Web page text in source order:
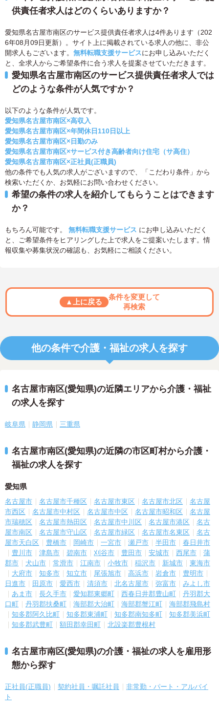
供責任者求人はどのくらいありますか？
愛知県名古屋市南区のサービス提供責任者求人は4件あります（202
6年08月09日更新）。サイト上に掲載されている求人の他に、非公
開求人もございます。 無料転職支援サービスにお申し込みいただく
と、全求人からご希望条件に合う求人を提案させていただきます。
愛知県名古屋市南区のサービス提供責任者求人では
どのような条件が人気ですか？
以下のような条件が人気です。
愛知県名古屋市南区×高収入
愛知県名古屋市南区×年間休日110日以上
愛知県名古屋市南区×日勤のみ
愛知県名古屋市南区×サービス付き高齢者向け住宅（サ高住）
愛知県名古屋市南区×正社員(正職員)
他の条件でも人気の求人がございますので、「こだわり条件」から
検索いただくか、お気軽にお問い合わせください。
希望の条件の求人を紹介してもらうことはできます
か？
もちろん可能です。 無料転職支援サービス にお申し込みいただく
と、ご希望条件をヒアリングした上で求人をご提案いたします。情
報収集や募集状況の確認も、お気軽にご相談ください。
▲上に戻る
条件を変更して
再検索
他の条件で介護・福祉の求人を探す
名古屋市南区(愛知県)の近隣エリアから介護・福祉
の求人を探す
岐阜県 静岡県 三重県
名古屋市南区(愛知県)の近隣の市区町村から介護・
福祉の求人を探す
愛知県
名古屋市 名古屋市千種区 名古屋市東区 名古屋市北区
名古屋
市西区
名古屋市中村区 名古屋市中区 名古屋市昭和区
名古屋
市瑞穂区
名古屋市熱田区 名古屋市中川区 名古屋市港区
名古
屋市南区
名古屋市守山区 名古屋市緑区 名古屋市名東区
名古
屋市天白区
豊橋市 岡崎市 一宮市 瀬戸市 半田市
春日井市
豊川市
津島市 碧南市 刈谷市 豊田市 安城市 西尾市
蒲
郡市
犬山市 常滑市 江南市 小牧市 稲沢市 新城市
東海市
大府市
知多市 知立市 尾張旭市 高浜市 岩倉市
豊明市
日進市
田原市 愛西市 清須市 北名古屋市 弥富市
みよし市
あま市
長久手市 愛知郡東郷町 西春日井郡豊山町
丹羽郡大
口町
丹羽郡扶桑町 海部郡大治町 海部郡蟹江町
海部郡飛島村
知多郡阿久比町
知多郡東浦町 知多郡南知多町
知多郡美浜町
知多郡武豊町
額田郡幸田町 北設楽郡豊根村
名古屋市南区(愛知県)の介護・福祉の求人を雇用形
態から探す
正社員(正職員) 契約社員・嘱託社員
非常勤・パート・アルバイ
ト